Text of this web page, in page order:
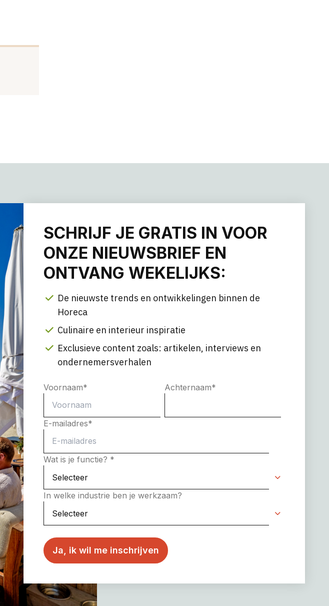
SCHRIJF JE GRATIS IN VOOR
ONZE NIEUWSBRIEF EN
ONTVANG WEKELIJKS:
De nieuwste trends en ontwikkelingen binnen de
Horeca
Culinaire en interieur inspiratie
Exclusieve content zoals: artikelen, interviews en
ondernemersverhalen
Voornaam* Achternaam*
E-mailadres*
Wat is je functie? *
In welke industrie ben je werkzaam?